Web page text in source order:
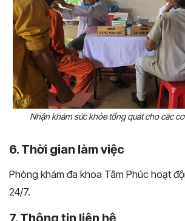
Nhận khám sức khỏe tổng quát cho các
6. Thời gian làm việc
Phòng khám đa khoa Tâm Phúc hoạt
24/7.
7. Thông tin liên hệ